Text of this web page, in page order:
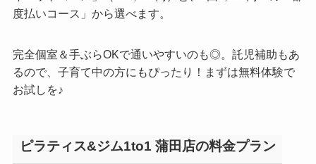
度払いコース」から選べます。
完全個室＆手ぶらOKで通いやすいのも◎。託児補助もあ
るので、子育て中の方にもぴったり！まずは無料体験で
お試しを♪
ピラティス&ジム1to1 蒲田店の料金プラン